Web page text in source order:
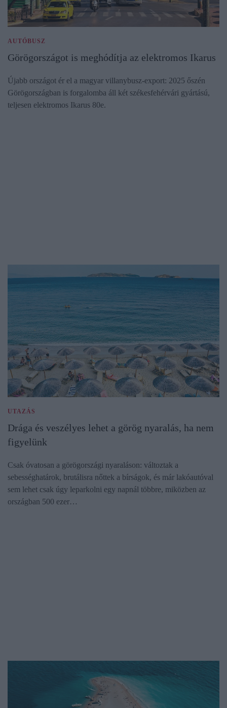
AUTÓBUSZ
Görögországot is meghódítja az elektromos Ikarus
Újabb országot ér el a magyar villanybusz-export: 2025 őszén
Görögországban is forgalomba áll két székesfehérvári gyártású,
teljesen elektromos Ikarus 80e.
UTAZÁS
Drága és veszélyes lehet a görög nyaralás, ha nem
figyelünk
Csak óvatosan a görögországi nyaraláson: változtak a
sebességhatárok, brutálisra nőttek a bírságok, és már lakóautóval
sem lehet csak úgy leparkolni egy napnál többre, miközben az
országban 500 ezer…